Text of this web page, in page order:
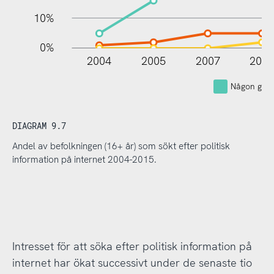
10%
0%
2004 2005 2007 2008
Någon
DIAGRAM 9.7
Andel av befolkningen (16+ år) som sökt efter politisk
information på internet 2004-2015.
Intresset för att söka efter politisk information på
internet har ökat successivt under de senaste tio